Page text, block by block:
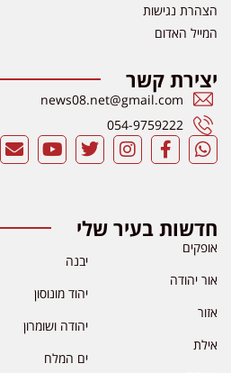
הצהרת נגישות
המייל האדום
יצירת קשר
news08.net@gmail.com
054-9759222
חדשות בעיר שלי
אופקים
אור יהודה
אזור
אילת
יבנה
יהוד מונוסון
יהודה ושומרון
ים המלח